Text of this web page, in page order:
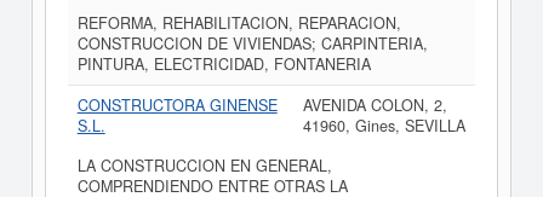
REFORMA, REHABILITACION, REPARACION,
CONSTRUCCION DE VIVIENDAS; CARPINTERIA,
PINTURA, ELECTRICIDAD, FONTANERIA
CONSTRUCTORA GINENSE
S.L.
AVENIDA COLON, 2,
41960, Gines, SEVILLA
LA CONSTRUCCION EN GENERAL,
COMPRENDIENDO ENTRE OTRAS LA